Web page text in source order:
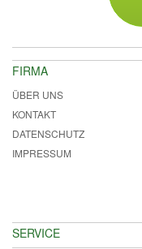
FIRMA
ÜBER UNS
KONTAKT
DATENSCHUTZ
IMPRESSUM
SERVICE